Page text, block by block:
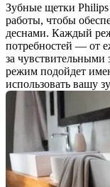
Зубные щетки
работы, чтобы
деснами. Каждый
потребностей — от
за чувствительными
режим подойдет
использовать вашу